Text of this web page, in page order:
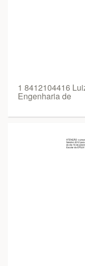
1 8412104416
Engenharia de